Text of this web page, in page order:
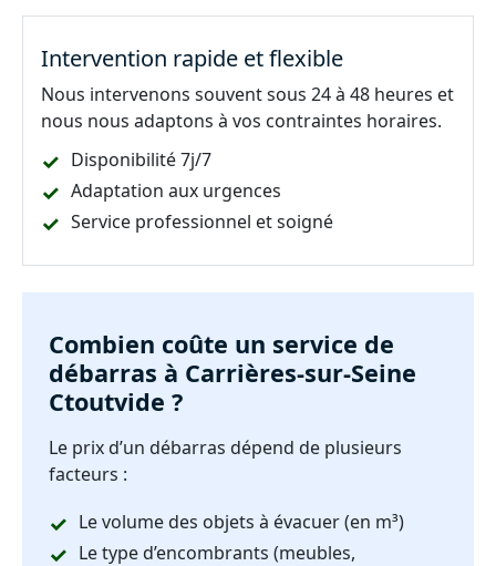
Intervention rapide et flexible
Nous intervenons souvent sous 24 à 48 heures et
nous nous adaptons à vos contraintes horaires.
Disponibilité 7j/7
Adaptation aux urgences
Service professionnel et soigné
Combien coûte un service de
débarras à Carrières-sur-Seine
Ctoutvide ?
Le prix d’un débarras dépend de plusieurs
facteurs :
Le volume des objets à évacuer (en m³)
Le type d’encombrants (meubles,